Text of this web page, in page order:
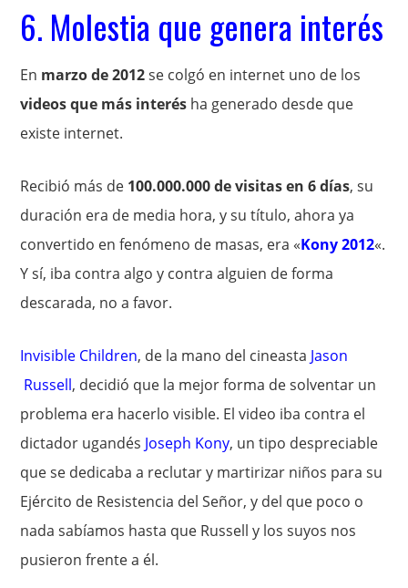
6. Molestia que genera interés
En marzo de 2012se colgó en internet uno de los
videos que más interés ha generado desde que
existe internet.
Recibió más de 100.000.000 de visitas en 6 días, su
duración era de media hora, y su título, ahora ya
convertido en fenómeno de masas, era «Kony 2012«.
Y sí, iba contra algo y contra alguien de forma
descarada, no a favor.
Invisible Children, de la mano del cineasta Jason
Russell, decidió que la mejor forma de solventar un
problema era hacerlo visible. El video iba contra el
dictador ugandés Joseph Kony, un tipo despreciable
que se dedicaba a reclutar y martirizar niños para su
Ejército de Resistencia del Señor, y del que poco o
nada sabíamos hasta que Russell y los suyos nos
pusieron frente a él.